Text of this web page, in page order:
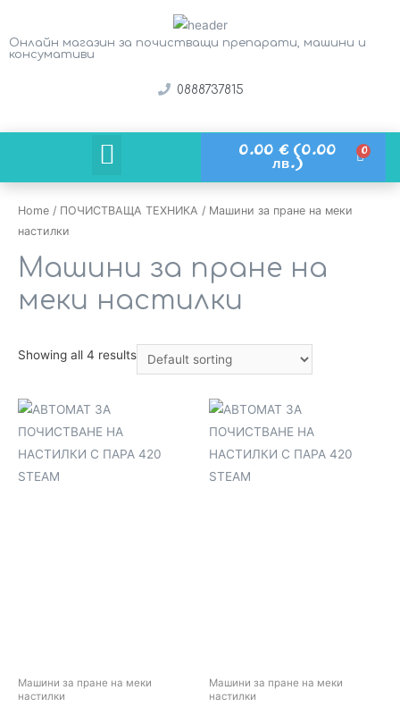
Онлайн магазин за почистващи препарати, машини и
консумативи
0888737815
0.00€ (0.00
лв.)
Home / ПОЧИСТВАЩА ТЕХНИКА / Машини за пране на меки
настилки
Машини за пране на
меки настилки
Showing all 4 results
Машини за пране на меки
настилки
Машини за пране на меки
настилки